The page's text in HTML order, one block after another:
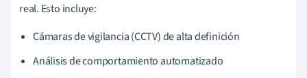
real. Esto incluye:
Cámaras de vigilancia (CCTV) de alta definición
Análisis de comportamiento automatizado